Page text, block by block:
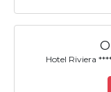
Hotel Riviera